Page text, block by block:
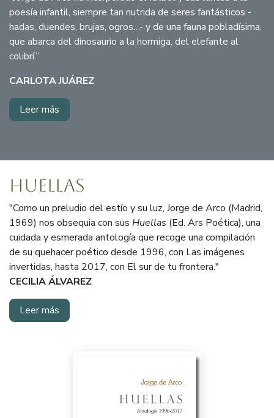
poesía infantil, siempre tan nutrida de seres fantásticos -
hadas, duendes, brujas, ogros…- y de una fauna pobladísima,
que abarca del dinosaurio a la hormiga, del elefante al
colibrí.”
CARLOTA JUÁREZ
Leer más
Huellas
"Como un preludio del estío y su luz, Jorge de Arco (Madrid,
1969) nos obsequia con sus Huellas (Ed. Ars Poética), una
cuidada y esmerada antología que recoge una compilación
de su quehacer poético desde 1996, con Las imágenes
invertidas, hasta 2017, con El sur de tu frontera."
CECILIA ÁLVAREZ
Leer más